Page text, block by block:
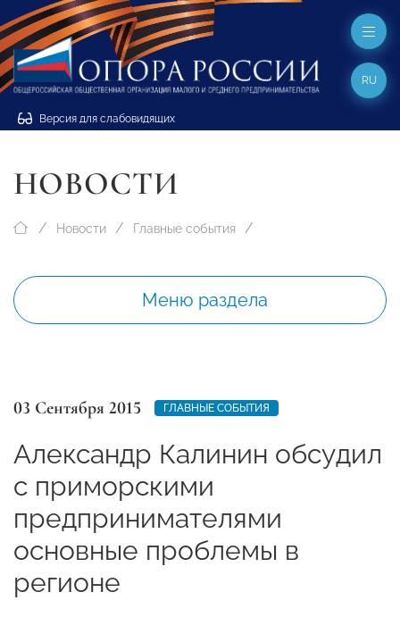
Версия для слабовидящих
RU
НОВОСТИ
Новости Главные события
Меню раздела
03 Сентября 2015 ГЛАВНЫЕ СОБЫТИЯ
Александр Калинин обсудил
с приморскими
предпринимателями
основные проблемы в
регионе